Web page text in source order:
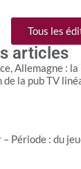
Tous les
articles
Allemagne :
de la pub TV
Période : du